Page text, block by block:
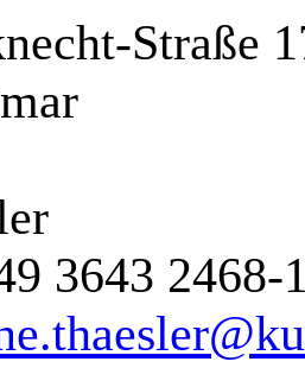
Straße
3643 2468-